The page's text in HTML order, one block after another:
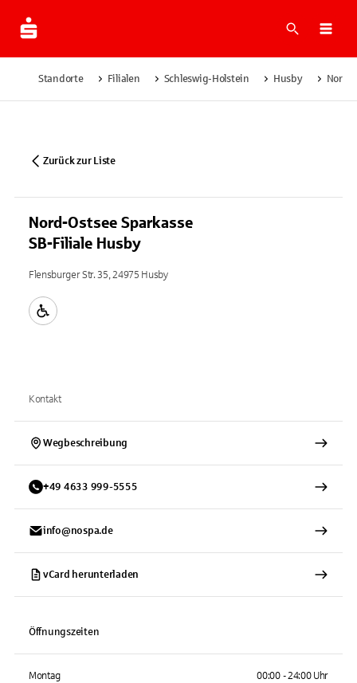
Suche
Standorte Filialen Schleswig-Holstein Husby Nord-
Zurück zur Liste
Nord-Ostsee Sparkasse
SB-Filiale Husby
Flensburger Str. 35, 24975 Husby
Kontakt
Wegbeschreibung
+49 4633 999-5555
info@nospa.de
vCard herunterladen
Öffnungszeiten
Montag 00:00 - 24:00 Uhr